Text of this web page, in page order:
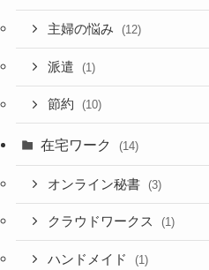
主婦の悩み (12)
派遣 (1)
節約 (10)
在宅ワーク (14)
オンライン秘書 (3)
クラウドワークス (1)
ハンドメイド (1)